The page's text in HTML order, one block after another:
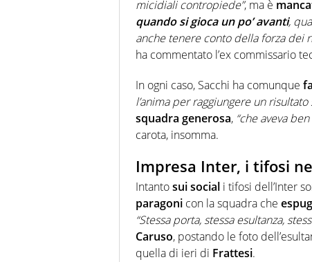
micidiali contropiede”, ma è
quando si gioca un po’ avanti,
anche tenere conto della forza dei
ha commentato l’ex commissario
In ogni caso, Sacchi ha comunque
l’anima per raggiungere un risultato
squadra generosa, “che aveva
carota, insomma.
Impresa Inter, i tifosi
Intantosui social i tifosi dell’Inter
paragoni con la squadra che
“Stessa porta, stessa esultanza,
Caruso, postando le foto
quella di ieri di Frattesi.